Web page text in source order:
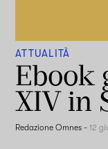
ATTUALITÀ
Ebook
XIV in
Redazione Omnes -12